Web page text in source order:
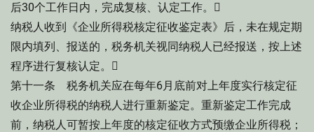
后30个工作日内，完成复核、认定工作。
纳税人收到《企业所得税核定征收鉴定表》后，未在规定期
限内填列、报送的，税务机关视同纳税人已经报送，按上述
程序进行复核认定。
第十一条 税务机关应在每年6月底前对上年度实行核定征
收企业所得税的纳税人进行重新鉴定。重新鉴定工作完成
前，纳税人可暂按上年度的核定征收方式预缴企业所得税；